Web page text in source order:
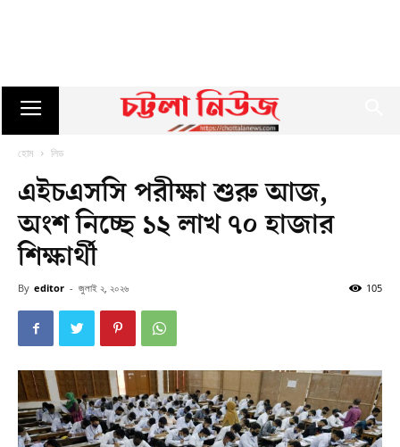
হোম লিড
এইচএসসি পরীক্ষা শুরু আজ,
অংশ নিচ্ছে ১২ লাখ ৭০ হাজার
শিক্ষার্থী
By editor - জুলাই ২, ২০২৬ 105